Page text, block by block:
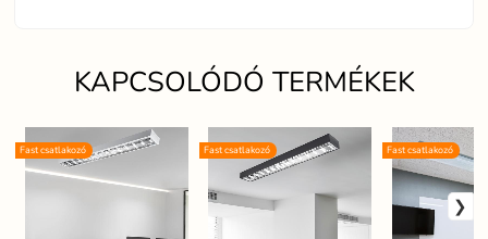
KAPCSOLÓDÓ TERMÉKEK
Fast csatlakozó Fast csatlakozó Fast csatlakozó